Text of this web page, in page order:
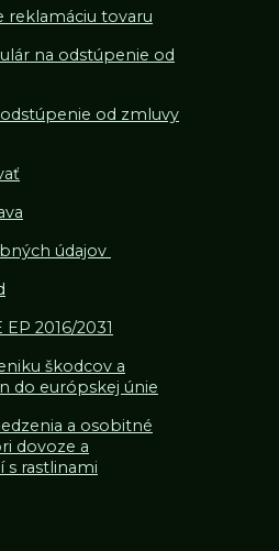
reklamáciu tovaru
na odstúpenie od
od zmluvy
údajov
2016/2031
škodcov a
do európskej únie
a osobitné
dovoze a
s rastlinami